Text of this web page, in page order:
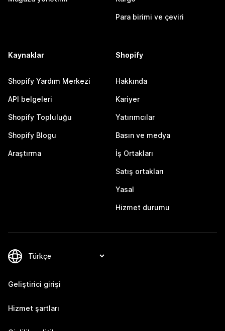
Para birimi ve çeviri
Kaynaklar
Shopify Yardım Merkezi
API belgeleri
Shopify Topluluğu
Shopify Blogu
Araştırma
Shopify
Hakkında
Kariyer
Yatırımcılar
Basın ve medya
İş Ortakları
Satış ortakları
Yasal
Hizmet durumu
Geliştirici girişi
Hizmet şartları